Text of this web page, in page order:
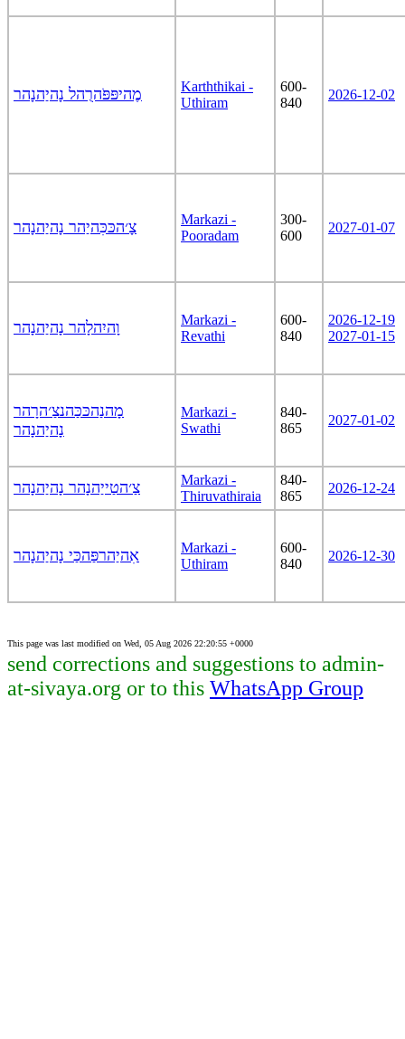
מֶהיפּפֹּהרֻהל נָהיַהנָהר
Karththikai -
Uthiram
600-
840
2026-12-02
צָ׳הכּכִּהיַהר נָהיַהנָהר
Markazi -
Pooradam
300-
600
2027-01-07
וָהיִהלָהר נָהיַהנָהר
Markazi -
Revathi
600-
840
2026-12-19
2027-01-15
מָהנַהכּכַּהנצַ׳הרָהר
נָהיַהנָהר
Markazi -
Swathi
840-
865
2027-01-02
צַ׳הטַייַהנָהר נָהיַהנָהר
Markazi -
Thiruvathiraia
840-
865
2026-12-24
אִהיַהרפַּהכַּי נָהיַהנָהר
Markazi -
Uthiram
600-
840
2026-12-30
This page was last modified on Wed, 05 Aug 2026 22:20:55 +0000
send corrections and suggestions to admin-
at-sivaya.org or to this WhatsApp Group